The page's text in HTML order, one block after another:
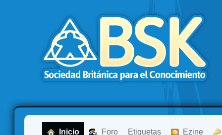
Inicio Foro Etiquetas Ezine